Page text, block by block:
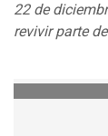
22 de
revivir parte